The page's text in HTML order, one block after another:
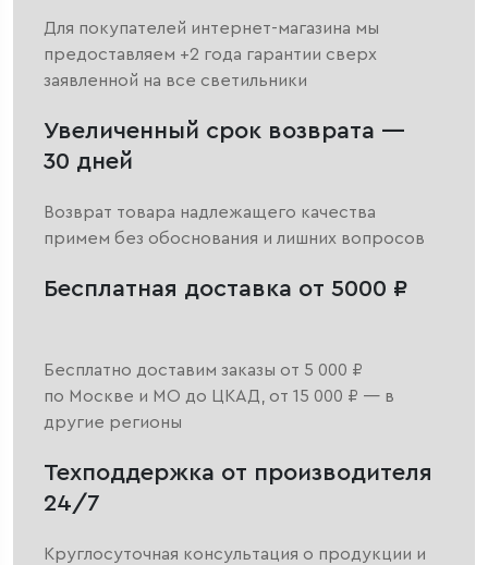
Для покупателей интернет-магазина мы
предоставляем +2 года гарантии сверх
заявленной на все светильники
Увеличенный срок возврата —
30 дней
Возврат товара надлежащего качества
примем без обоснования и лишних вопросов
Бесплатная доставка от 5000 ₽
Бесплатно доставим заказы от 5 000 ₽
по Москве и МО до ЦКАД, от 15 000 ₽ — в
другие регионы
Техподдержка от производителя
24/7
Круглосуточная консультация о продукции и